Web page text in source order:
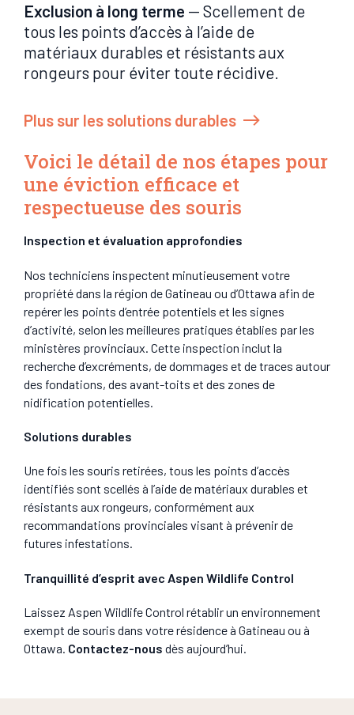
Exclusion à long terme — Scellement de
tous les points d’accès à l’aide de
matériaux durables et résistants aux
rongeurs pour éviter toute récidive.
Plus sur les solutions durables
Voici le détail de nos étapes pour
une éviction efficace et
respectueuse des souris
Inspection et évaluation approfondies
Nos techniciens inspectent minutieusement votre
propriété dans la région de Gatineau ou d’Ottawa afin de
repérer les points d’entrée potentiels et les signes
d’activité, selon les meilleures pratiques établies par les
ministères provinciaux. Cette inspection inclut la
recherche d’excréments, de dommages et de traces autour
des fondations, des avant-toits et des zones de
nidification potentielles.
Solutions durables
Une fois les souris retirées, tous les points d’accès
identifiés sont scellés à l’aide de matériaux durables et
résistants aux rongeurs, conformément aux
recommandations provinciales visant à prévenir de
futures infestations.
Tranquillité d’esprit avec Aspen Wildlife Control
Laissez Aspen Wildlife Control rétablir un environnement
exempt de souris dans votre résidence à Gatineau ou à
Ottawa. Contactez-nous dès aujourd’hui.